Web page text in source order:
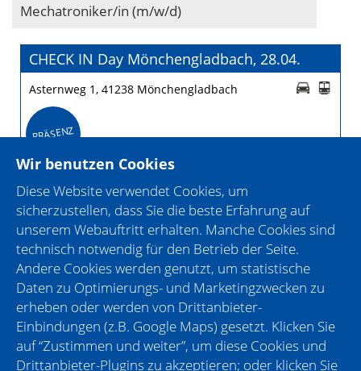
Mechatroniker/in (m/w/d)
CHECK IN Day Mönchengladbach, 28.04.
Asternweg 1, 41238 Mönchengladbach
PRÄSENZ
CHECK IN Day Kreis VIE (Viersen), 11.05.
Heesstraße 95, 41751 Viersen
PRÄSENZ
Wir benutzen Cookies
Diese Website verwendet Cookies, um
sicherzustellen, dass Sie die beste Erfahrung auf
unserem Webauftritt erhalten. Manche Cookies sind
technisch notwendig für den Betrieb der Seite.
Andere Cookies werden genutzt, um statistische
Daten zu Optimierungs- und Marketingzwecken zu
erheben oder werden von Drittanbieter-
Einbindungen (z.B. Google Maps) gesetzt. Klicken Sie
auf “Zustimmen und weiter”, um diese Cookies und
Drittanbieter-Plugins zu akzeptieren; oder klicken Sie